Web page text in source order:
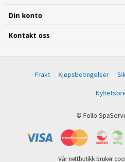
Din konto
Kontakt oss
Frakt Kjøpsbetingelser
© Follo
Vår nettbutikk bruker